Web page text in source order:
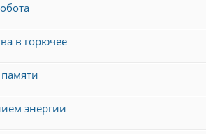
в горючее
энергии